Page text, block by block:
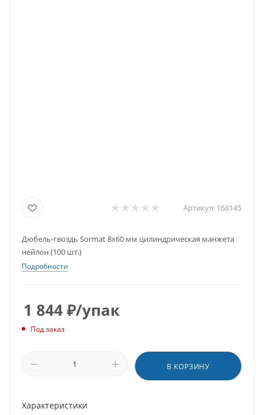
Артикул: 168145
Дюбель-гвоздь Sormat 8x60 мм цилиндрическая манжета
нейлон (100 шт.)
Подробности
1 844₽/упак
Под заказ
В КОРЗИНУ
Характеристики